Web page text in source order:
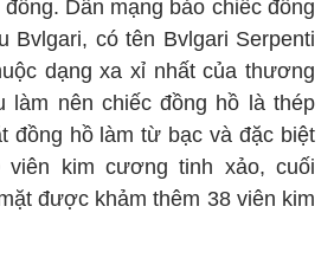
Dân mạng bảo chiếc đồng
Bvlgari, có tên Bvlgari Serpenti
dạng xa xỉ nhất của thương
làm nên chiếc đồng hồ là thép
đồng hồ làm từ bạc và đặc biệt
viên kim cương tinh xảo, cuối
được khảm thêm 38 viên kim